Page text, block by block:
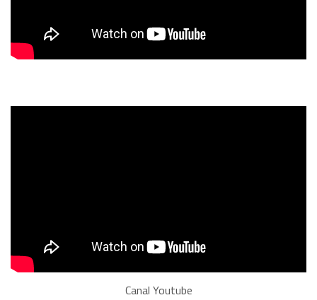
Canal Youtube